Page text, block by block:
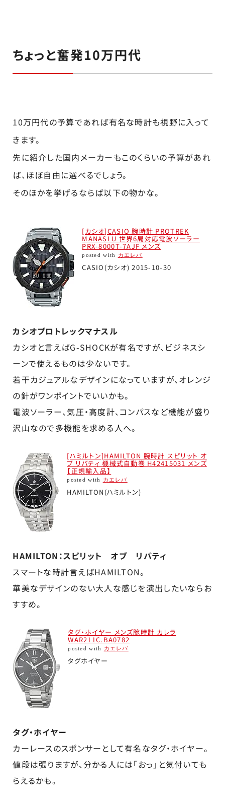
ちょっと奮発10万円代
10万円代の予算であれば有名な時計も視野に入って
きます。
先に紹介した国内メーカーもこのくらいの予算があれ
ば、ほぼ自由に選べるでしょう。
そのほかを挙げるならば以下の物かな。
[カシオ]CASIO 腕時計 PROTREK
MANASLU 世界6局対応電波ソーラー
PRX-8000T-7AJF メンズ
posted with カエレバ
CASIO(カシオ) 2015-10-30
カシオプロトレックマナスル
カシオと言えばG-SHOCKが有名ですが、ビジネスシ
ーンで使えるものは少ないです。
若干カジュアルなデザインになっていますが、オレンジ
の針がワンポイントでいいかも。
電波ソーラー、気圧・高度計、コンパスなど機能が盛り
沢山なので多機能を求める人へ。
[ハミルトン]HAMILTON 腕時計 スピリット オ
ブ リバティ 機械式自動巻 H42415031 メンズ
【正規輸入品】
posted with カエレバ
HAMILTON(ハミルトン)
HAMILTON：スピリット オブ リバティ
スマートな時計言えばHAMILTON。
華美なデザインのない大人な感じを演出したいならお
すすめ。
タグ・ホイヤー メンズ腕時計 カレラ
WAR211C.BA0782
posted with カエレバ
タグホイヤー
タグ・ホイヤー
カーレースのスポンサーとして有名なタグ・ホイヤー。
値段は張りますが、分かる人には「おっ」と気付いても
らえるかも。